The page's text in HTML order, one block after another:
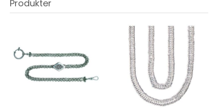
Produkter